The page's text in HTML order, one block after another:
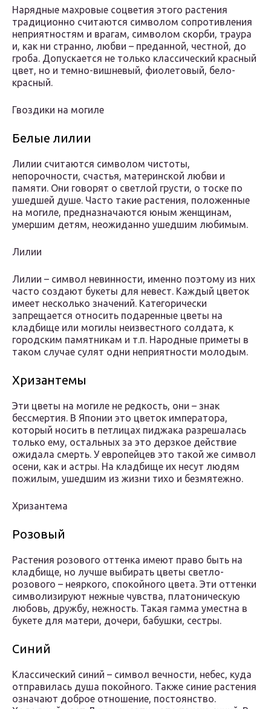
Нарядные махровые соцветия этого растения
традиционно считаются символом сопротивления
неприятностям и врагам, символом скорби, траура
и, как ни странно, любви – преданной, честной, до
гроба. Допускается не только классический красный
цвет, но и темно-вишневый, фиолетовый, бело-
красный.
Гвоздики на могиле
Белые лилии
Лилии считаются символом чистоты,
непорочности, счастья, материнской любви и
памяти. Они говорят о светлой грусти, о тоске по
ушедшей душе. Часто такие растения, положенные
на могиле, предназначаются юным женщинам,
умершим детям, неожиданно ушедшим любимым.
Лилии
Лилии – символ невинности, именно поэтому из них
часто создают букеты для невест. Каждый цветок
имеет несколько значений. Категорически
запрещается относить подаренные цветы на
кладбище или могилы неизвестного солдата, к
городским памятникам и т.п. Народные приметы в
таком случае сулят одни неприятности молодым.
Хризантемы
Эти цветы на могиле не редкость, они – знак
бессмертия. В Японии это цветок императора,
который носить в петлицах пиджака разрешалась
только ему, остальных за это дерзкое действие
ожидала смерть. У европейцев это такой же символ
осени, как и астры. На кладбище их несут людям
пожилым, ушедшим из жизни тихо и безмятежно.
Хризантема
Розовый
Растения розового оттенка имеют право быть на
кладбище, но лучше выбирать цветы светло-
розового – неяркого, спокойного цвета. Эти оттенки
символизируют нежные чувства, платоническую
любовь, дружбу, нежность. Такая гамма уместна в
букете для матери, дочери, бабушки, сестры.
Синий
Классический синий – символ вечности, небес, куда
отправилась душа покойного. Также синие растения
означают доброе отношение, постоянство.